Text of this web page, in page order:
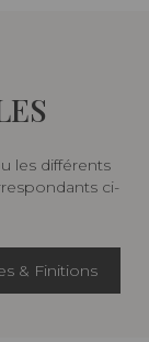
les différents
ci-
& Finitions